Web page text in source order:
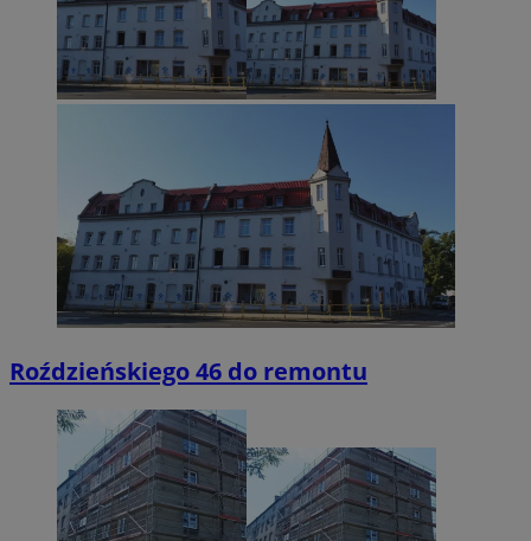
Roździeńskiego 46 do remontu